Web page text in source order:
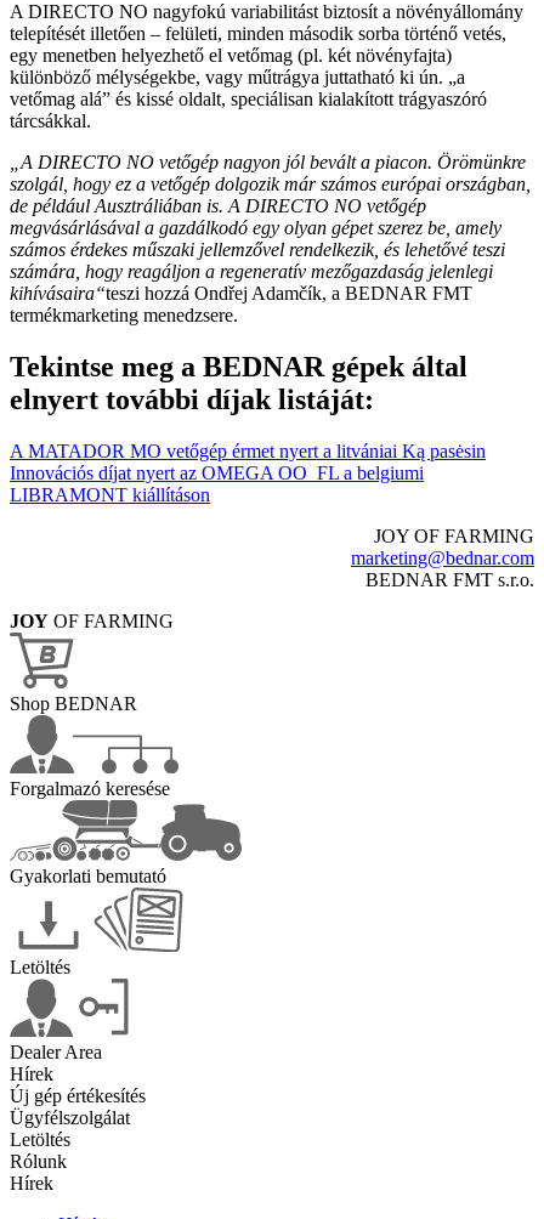
A DIRECTO NO nagyfokú variabilitást biztosít a növényállomány
telepítését illetően – felületi, minden második sorba történő vetés,
egy menetben helyezhető el vetőmag (pl. két növényfajta)
különböző mélységekbe, vagy műtrágya juttatható ki ún. „a
vetőmag alá” és kissé oldalt, speciálisan kialakított trágyaszóró
tárcsákkal.
„A DIRECTO NO vetőgép nagyon jól bevált a piacon. Örömünkre
szolgál, hogy ez a vetőgép dolgozik már számos európai országban,
de például Ausztráliában is. A DIRECTO NO vetőgép
megvásárlásával a gazdálkodó egy olyan gépet szerez be, amely
számos érdekes műszaki jellemzővel rendelkezik, és lehetővé teszi
számára, hogy reagáljon a regeneratív mezőgazdaság jelenlegi
kihívásaira“teszi hozzá Ondřej Adamčík, a BEDNAR FMT
termékmarketing menedzsere.
Tekintse meg a BEDNAR gépek által
elnyert további díjak listáját:
A MATADOR MO vetőgép érmet nyert a litvániai Ką pasėsin
Innovációs díjat nyert az OMEGA OO_FL a belgiumi
LIBRAMONT kiállításon
JOY OF FARMING
marketing@bednar.com
BEDNAR FMT s.r.o.
JOY OF FARMING
Shop BEDNAR
Forgalmazó keresése
Gyakorlati bemutató
Letöltés
Dealer Area
Hírek
Új gép értékesítés
Ügyfélszolgálat
Letöltés
Rólunk
Hírek